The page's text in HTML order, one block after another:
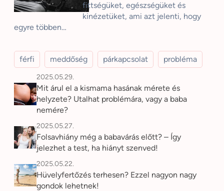
fittségüket, egészségüket és
kinézetüket, ami azt jelenti, hogy
egyre többen…
férfi meddőség párkapcsolat probléma
2025.05.29.
Mit árul el a kismama hasának mérete és
helyzete? Utalhat problémára, vagy a baba
nemére?
2025.05.27.
Folsavhiány még a babavárás előtt? – Így
jelezhet a test, ha hiányt szenved!
2025.05.22.
Hüvelyfertőzés terhesen? Ezzel nagyon nagy
gondok lehetnek!